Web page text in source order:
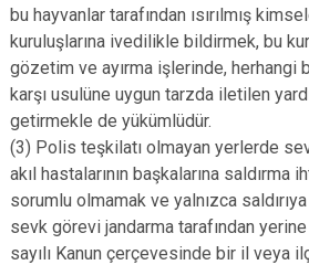
bu hayvanlar tarafından ısırılmış
kuruluşlarına ivedilikle bildirmek, bu
gözetim ve ayırma işlerinde, herhangi
karşı usulüne uygun tarzda iletilen
getirmekle de yükümlüdür.
(3) Polis teşkilatı olmayan yerlerde
akıl hastalarının başkalarına
sorumlu olmamak ve yalnızca
sevk görevi jandarma tarafından
sayılı Kanun çerçevesinde bir il veya